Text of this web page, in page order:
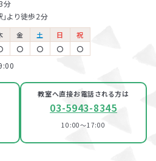
発達支援
デイサービス
業のお問い合わせ
分
より徒歩2分
金 土 日
祝
〇 〇 〇 〇
教室へ直接お電話される方は
03-5943-8345
10:00～17:00
」より徒歩4分
％自己負担で完全マンツーマンの
達支援が受けられる教室
・東京メトロ副都心線「池袋駅」より徒歩
3分
」より徒歩5分
駅」より徒歩4分